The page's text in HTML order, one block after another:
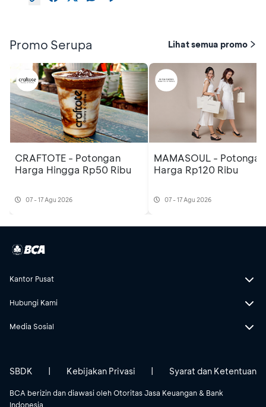
Promo Serupa Lihat semua promo
CRAFTOTE - Potongan
Harga Hingga Rp50 Ribu
07 - 17 Agu 2026
MAMASOUL - Potongan
Harga Rp120 Ribu
07 - 17 Agu 2026
Kantor Pusat
Hubungi Kami
Media Sosial
BCA berizin dan diawasi oleh Otoritas Jasa Keuangan & Bank
Indonesia
SBDK | Kebijakan Privasi | Syarat dan Ketentuan